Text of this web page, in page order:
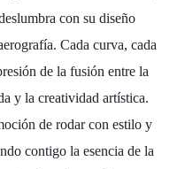
con su diseño
Cada curva, cada
de la fusión entre la
y la creatividad artística.
de rodar con estilo y
contigo la esencia de la